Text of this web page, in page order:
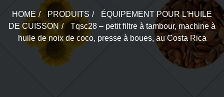
HOME PRODUITS
ÉQUIPEMENT POUR L'HUILE
DE CUISSON
Tqsc28 – petit filtre à tambour, machine à
huile de noix de coco, presse à boues, au Costa Rica